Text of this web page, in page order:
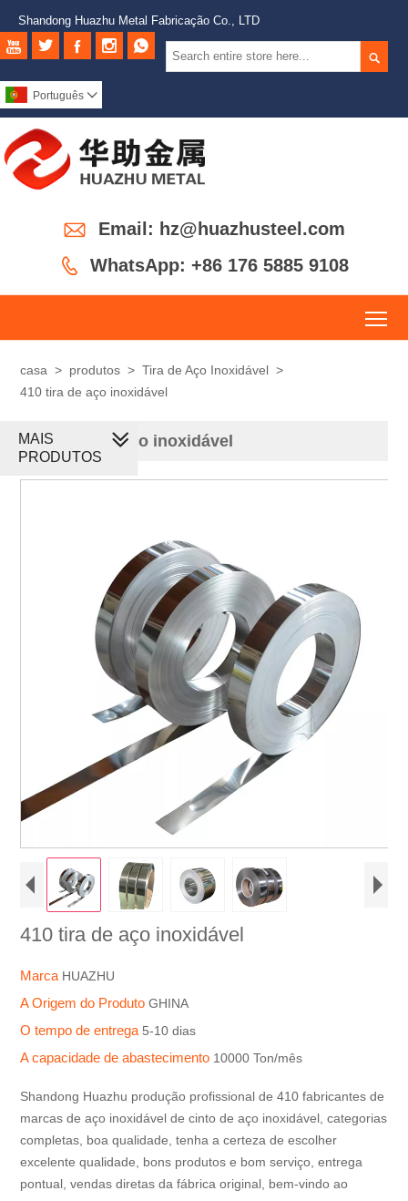
Shandong Huazhu Metal Fabricação Co., LTD

    
Português 
 Email: hz@huazhusteel.com
 WhatsApp: +86 176 5885 9108
casa > produtos > Tira de Aço Inoxidável >
410 tira de aço inoxidável
410 tira de aço inoxidável
410 tira de aço inoxidável
Marca HUAZHU
A Origem do ProdutoGHINA
O tempo de entrega 5-10 dias
A capacidade de abastecimento 10000 Ton/mês
Shandong Huazhu produção profissional de 410 fabricantes de
marcas de aço inoxidável de cinto de aço inoxidável, categorias
completas, boa qualidade, tenha a certeza de escolher
excelente qualidade, bons produtos e bom serviço, entrega
pontual, vendas diretas da fábrica original, bem-vindo ao
MAIS
PRODUTOS